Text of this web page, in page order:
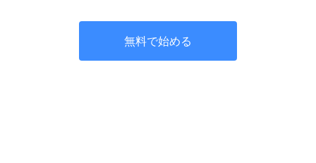
無料で始める